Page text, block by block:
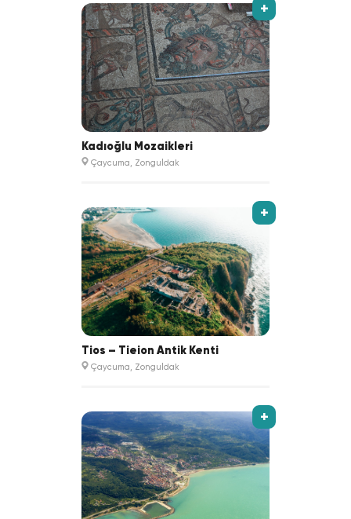
+
Kadıoğlu Mozaikleri
Çaycuma, Zonguldak
+
Tios – Tieion Antik Kenti
Çaycuma, Zonguldak
+